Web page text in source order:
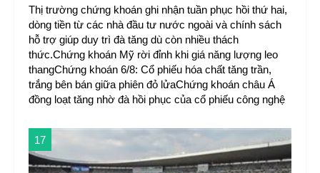
Thị trường chứng khoán ghi nhận tuần phục hồi thứ hai,
dòng tiền từ các nhà đầu tư nước ngoài và chính sách
hỗ trợ giúp duy trì đà tăng dù còn nhiều thách
thức.Chứng khoán Mỹ rời đỉnh khi giá năng lượng leo
thangChứng khoán 6/8: Cổ phiếu hóa chất tăng trần,
trắng bên bán giữa phiên đỏ lửaChứng khoán châu Á
đồng loạt tăng nhờ đà hồi phục của cổ phiếu công nghệ
17